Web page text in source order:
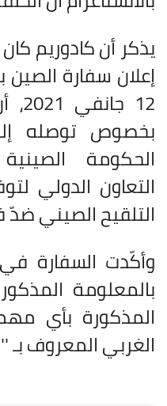
يذكر أن كادوريم
إعلان سفارة
12
بخصوص توصله
الحكومة الصينية
التعاون الدولي
التلقيح الصيني
وأكّدت السفارة في
بالمعلومة
المذكورة بأي
الغربي المعروف بـ